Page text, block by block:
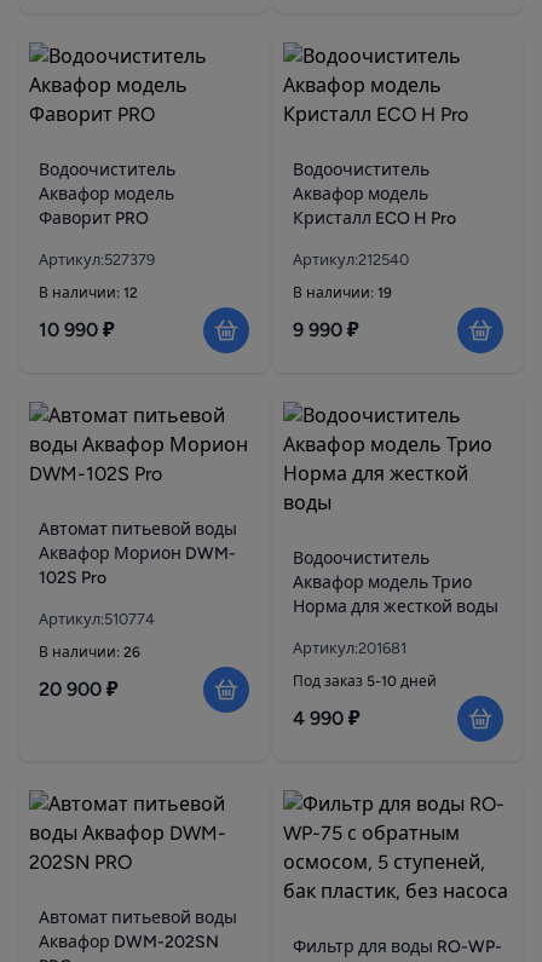
Водоочиститель
Аквафор модель
Фаворит PRO
Артикул:527379
В наличии: 12
10 990 ₽
Водоочиститель
Аквафор модель
Кристалл ECO H Pro
Артикул:212540
В наличии: 19
9 990 ₽
Автомат питьевой воды
Аквафор Морион DWM-
102S Pro
Артикул:510774
В наличии: 26
20 900 ₽
Водоочиститель
Аквафор модель Трио
Норма для жесткой воды
Артикул:201681
Под заказ 5-10 дней
4 990 ₽
Автомат питьевой воды
Аквафор DWM-202SN
Фильтр для воды RO-WP-